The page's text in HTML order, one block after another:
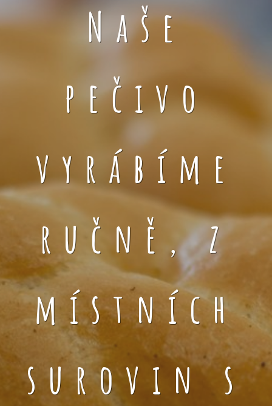
Naše
pečivo
vyrábíme
ručně, z
místních
surovin s